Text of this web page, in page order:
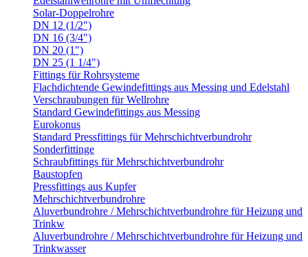
Solar-Doppelrohre
DN 12 (1/2")
DN 16 (3/4")
DN 20 (1")
DN 25 (1 1/4")
Fittings für Rohrsysteme
Flachdichtende Gewindefittings aus Messing und Edelstahl
Verschraubungen für Wellrohre
Standard Gewindefittings aus Messing
Eurokonus
Standard Pressfittings für Mehrschichtverbundrohr
Sonderfittinge
Schraubfittings für Mehrschichtverbundrohr
Baustopfen
Pressfittings aus Kupfer
Mehrschichtverbundrohre
Aluverbundrohre / Mehrschichtverbundrohre für Heizung und
Trinkw
Aluverbundrohre / Mehrschichtverbundrohre für Heizung und
Trinkwasser